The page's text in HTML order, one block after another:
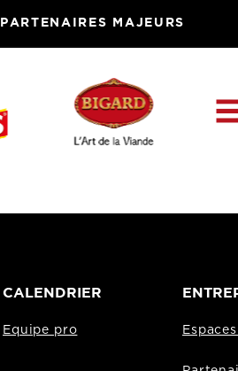
PARTENAIRES MAJEURS
CALENDRIER
Equipe pro